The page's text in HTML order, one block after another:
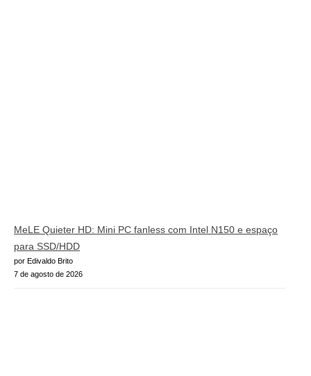
MeLE Quieter HD: Mini PC fanless com Intel N150 e espaço
para SSD/HDD
por Edivaldo Brito
7 de agosto de 2026